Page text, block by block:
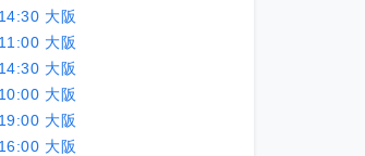
大阪
大阪
大阪
大阪
大阪
大阪